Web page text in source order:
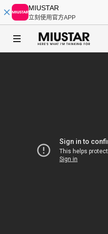
MIUSTAR
立刻使用官方APP